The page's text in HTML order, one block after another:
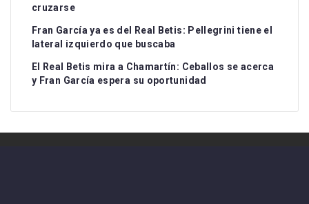
cruzarse
Fran García ya es del Real Betis: Pellegrini tiene el
lateral izquierdo que buscaba
El Real Betis mira a Chamartín: Ceballos se acerca
y Fran García espera su oportunidad